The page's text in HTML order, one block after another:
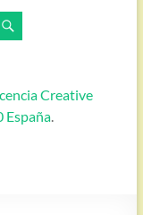
Creative
España.